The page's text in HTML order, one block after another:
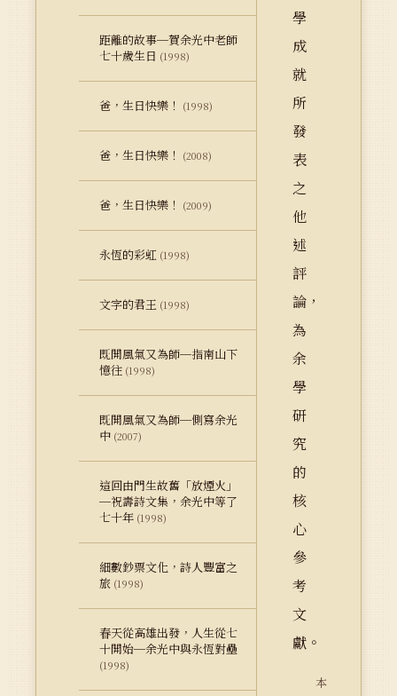
距離的故事─賀余光中老師
七十歲生日 (1998)
爸，生日快樂！ (1998)
爸，生日快樂！ (2008)
爸，生日快樂！ (2009)
永恆的彩虹 (1998)
文字的君王 (1998)
既開風氣又為師─指南山下
憶往 (1998)
既開風氣又為師─側寫余光
中 (2007)
這回由門生故舊「放煙火」
─祝壽詩文集，余光中等了
七十年 (1998)
細數鈔票文化，詩人豐富之
旅 (1998)
春天從高雄出發，人生從七
十開始─余光中與永恆對壘
(1998)
學
成
就
所
發
表
之
他
述
評
論，
為
余
學
研
究
的
核
心
參
考
文
獻。
本